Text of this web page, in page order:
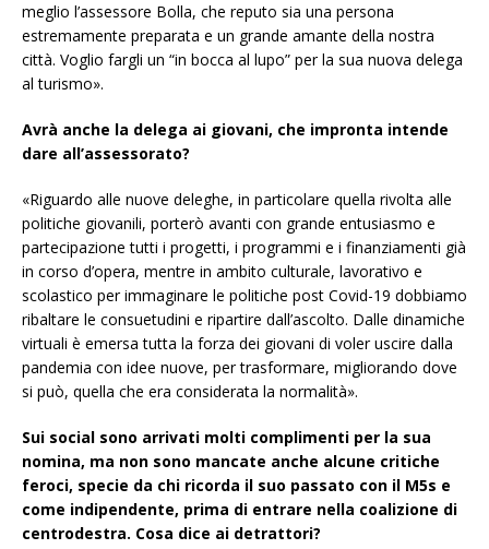
meglio l’assessore Bolla, che reputo sia una persona
estremamente preparata e un grande amante della nostra
città. Voglio fargli un “in bocca al lupo” per la sua nuova delega
al turismo».
Avrà anche la delega ai giovani, che impronta intende
dare all’assessorato?
«Riguardo alle nuove deleghe, in particolare quella rivolta alle
politiche giovanili, porterò avanti con grande entusiasmo e
partecipazione tutti i progetti, i programmi e i finanziamenti già
in corso d’opera, mentre in ambito culturale, lavorativo e
scolastico per immaginare le politiche post Covid-19 dobbiamo
ribaltare le consuetudini e ripartire dall’ascolto. Dalle dinamiche
virtuali è emersa tutta la forza dei giovani di voler uscire dalla
pandemia con idee nuove, per trasformare, migliorando dove
si può, quella che era considerata la normalità».
Sui social sono arrivati molti complimenti per la sua
nomina, ma non sono mancate anche alcune critiche
feroci, specie da chi ricorda il suo passato con il M5s e
come indipendente, prima di entrare nella coalizione di
centrodestra. Cosa dice ai detrattori?